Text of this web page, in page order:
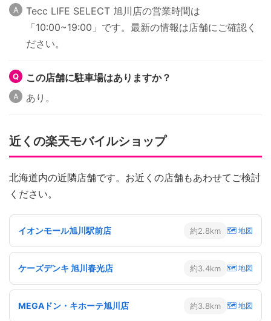
Tecc LIFE SELECT 旭川店の営業時間は
「10:00~19:00」です。最新の情報は店舗にご確認く
ださい。
この店舗に駐車場はありますか？
あり。
近くの楽天モバイルショップ
北海道内の近隣店舗です。お近くの店舗もあわせてご検討
ください。
イオンモール旭川駅前店 約2.8km 🗺 地図
ケーズデンキ 旭川春光店 約3.4km 🗺 地図
MEGAドン・キホーテ旭川店 約3.8km 🗺 地図